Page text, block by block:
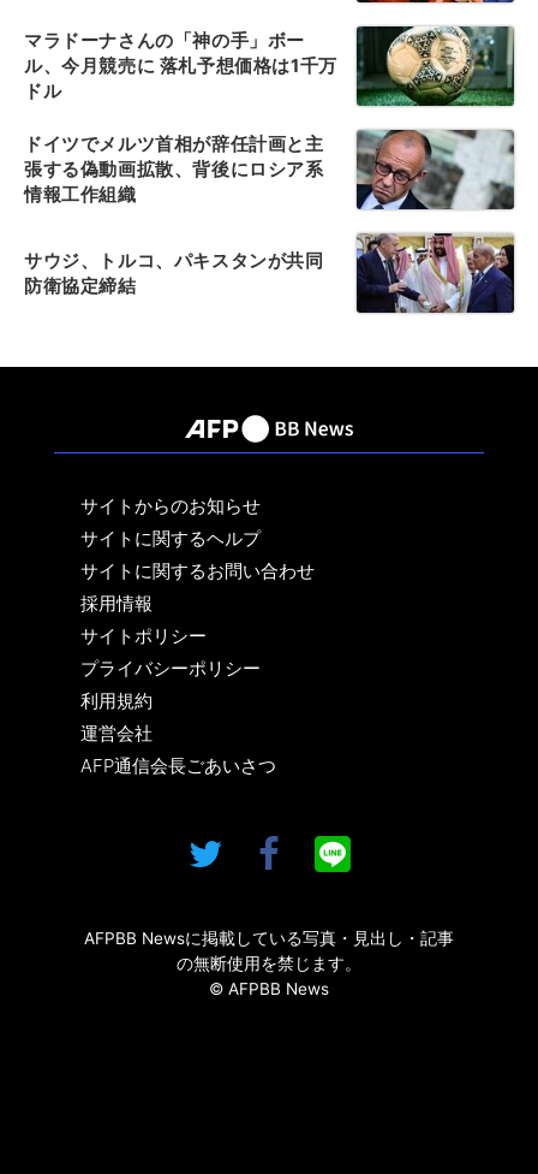
マラドーナさんの「神の手」ボー
ル、今月競売に 落札予想価格は1千万
ドル
ドイツでメルツ首相が辞任計画と主
張する偽動画拡散、背後にロシア系
情報工作組織
サウジ、トルコ、パキスタンが共同
防衛協定締結
サイトからのお知らせ
サイトに関するヘルプ
サイトに関するお問い合わせ
採用情報
サイトポリシー
プライバシーポリシー
利用規約
運営会社
AFP通信会長ごあいさつ
AFPBB Newsに掲載している写真・見出し・記事
の無断使用を禁じます。
© AFPBB News